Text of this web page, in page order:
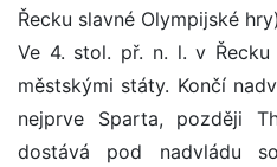
Řecku slavné Olympijské
Ve 4. stol. př. n. l. v
městskými státy. Končí
nejprve Sparta, později
dostává pod nadvládu